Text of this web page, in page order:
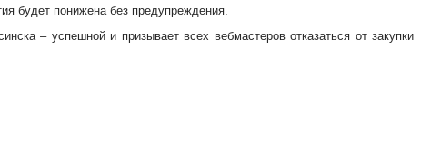
будет понижена без предупреждения.
– успешной и призывает всех вебмастеров отказаться от закупки